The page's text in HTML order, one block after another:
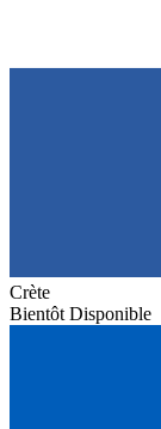
Crète
Bientôt Disponible